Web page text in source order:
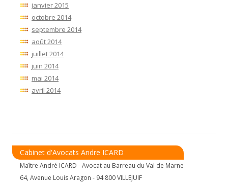
janvier 2015
octobre 2014
septembre 2014
août 2014
juillet 2014
juin 2014
mai 2014
avril 2014
Cabinet d'Avocats Andre ICARD
Maître André ICARD - Avocat au Barreau du Val de Marne
64, Avenue Louis Aragon - 94 800 VILLEJUIF